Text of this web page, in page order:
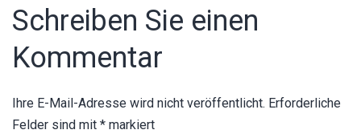
Schreiben Sie einen
Kommentar
Ihre E-Mail-Adresse wird nicht veröffentlicht. Erforderliche
Felder sind mit * markiert